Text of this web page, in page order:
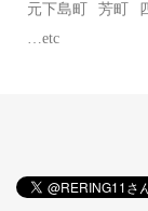
元下島町
芳町
…etc